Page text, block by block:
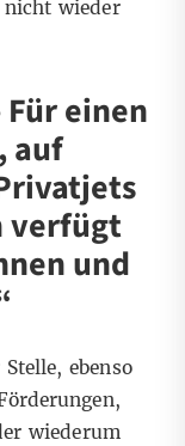
nicht wieder
einen
auf
verfügt
und
ebenso
wiederum